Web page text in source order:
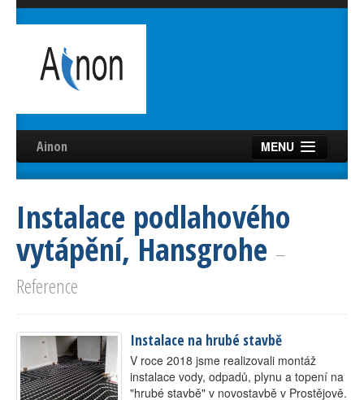
Ainon MENU
Úvod
Služby
Reference
Partneři
Kontakt
Instalace podlahového
vytápění, Hansgrohe –
Reference
Instalace na hrubé stavbě
V roce 2018 jsme realizovali montáž
instalace vody, odpadů, plynu a topení na
"hrubé stavbě" v novostavbě v Prostějově.